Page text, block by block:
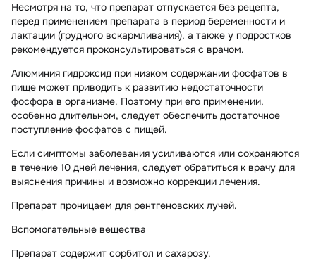
Несмотря на то, что препарат отпускается без рецепта,
перед применением препарата в период беременности и
лактации (грудного вскармливания), а также у подростков
рекомендуется проконсультироваться с врачом.
Алюминия гидроксид при низком содержании фосфатов в
пище может приводить к развитию недостаточности
фосфора в организме. Поэтому при его применении,
особенно длительном, следует обеспечить достаточное
поступление фосфатов с пищей.
Если симптомы заболевания усиливаются или сохраняются
в течение 10 дней лечения, следует обратиться к врачу для
выяснения причины и возможно коррекции лечения.
Препарат проницаем для рентгеновских лучей.
Вспомогательные вещества
Препарат содержит сорбитол и сахарозу.